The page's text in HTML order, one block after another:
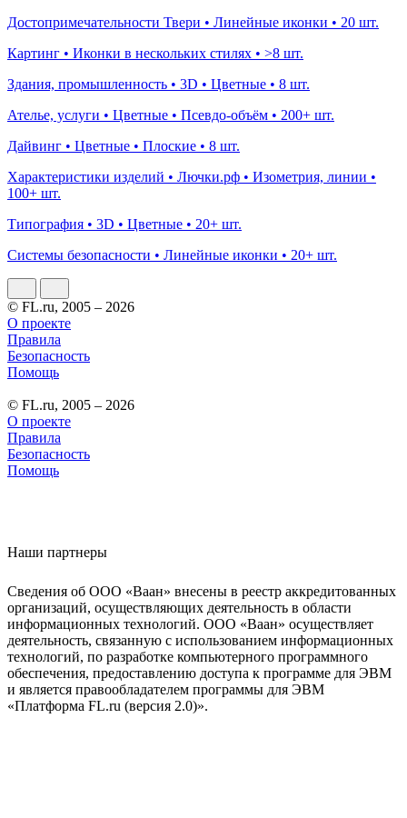
Достопримечательности Твери • Линейные иконки • 20 шт.
Картинг • Иконки в нескольких стилях • >8 шт.
Здания, промышленность • 3D • Цветные • 8 шт.
Ателье, услуги • Цветные • Псевдо-объём • 200+ шт.
Дайвинг • Цветные • Плоские • 8 шт.
Характеристики изделий • Лючки.рф • Изометрия, линии •
100+ шт.
Типография • 3D • Цветные • 20+ шт.
Системы безопасности • Линейные иконки • 20+ шт.
© FL.ru, 2005 – 2026
О проекте
Правила
Безопасность
Помощь
© FL.ru, 2005 – 2026
О проекте
Правила
Безопасность
Помощь
Наши партнеры
Сведения об ООО «Ваан» внесены в реестр аккредитованных
организаций, осуществляющих деятельность в области
информационных технологий. ООО «Ваан» осуществляет
деятельность, связанную с использованием информационных
технологий, по разработке компьютерного программного
обеспечения, предоставлению доступа к программе для ЭВМ
и является правообладателем программы для ЭВМ
«Платформа FL.ru (версия 2.0)».